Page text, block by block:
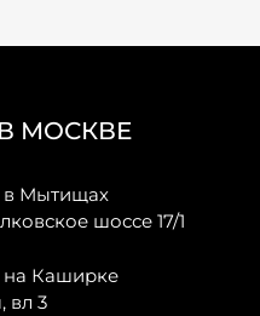
МОСКВЕ
в Мытищах
шоссе 17/1
на Каширке
вл 3